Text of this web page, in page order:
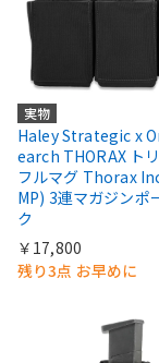
実物
Haley Strategic x
earch THORAX ト
フルマグ Thorax
MP) 3連マガジンポ
ク
￥17,800
残り3点 お早めに